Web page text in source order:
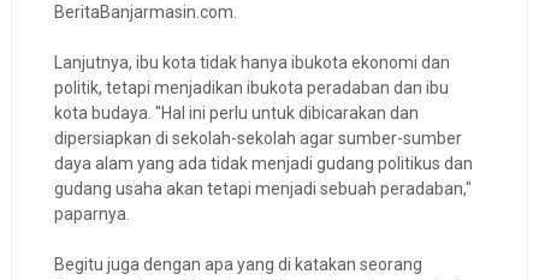
BeritaBanjarmasin.com.
Lanjutnya, ibu kota tidak hanya ibukota ekonomi dan
politik, tetapi menjadikan ibukota peradaban dan ibu
kota budaya. "Hal ini perlu untuk dibicarakan dan
dipersiapkan di sekolah-sekolah agar sumber-sumber
daya alam yang ada tidak menjadi gudang politikus dan
gudang usaha akan tetapi menjadi sebuah peradaban,"
paparnya.
Begitu juga dengan apa yang di katakan seorang